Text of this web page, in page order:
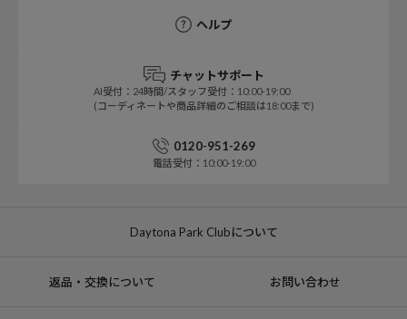
ヘルプ
チャットサポート
AI受付：24時間/スタッフ受付：10:00-19:00
(コーディネートや商品詳細のご相談は18:00まで)
0120-951-269
電話受付：10:00-19:00
Daytona Park Clubについて
返品・交換について お問い合わせ